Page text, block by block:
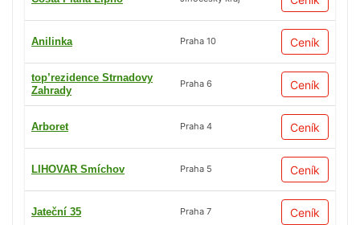
Anilinka Praha 10 Ceník
top’rezidence Strnadovy
Zahrady
Praha 6 Ceník
Arboret Praha 4 Ceník
LIHOVAR Smíchov Praha 5 Ceník
Jateční 35 Praha 7 Ceník